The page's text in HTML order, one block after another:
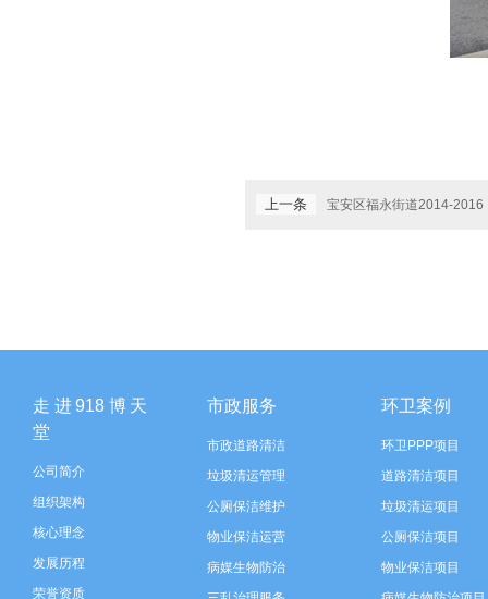
上一条 宝安区福永街道2014-2016
走进918博天
堂
公司简介
组织架构
核心理念
发展历程
荣誉资质
市政服务
市政道路清洁
垃圾清运管理
公厕保洁维护
物业保洁运营
病媒生物防治
环卫案例
环卫PPP项目
道路清洁项目
垃圾清运项目
公厕保洁项目
物业保洁项目